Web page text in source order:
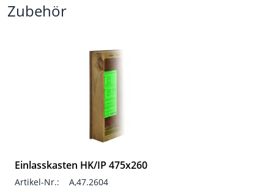
Zubehör
Einlasskasten HK/IP 475x260
Artikel-Nr.:
A,47.2604